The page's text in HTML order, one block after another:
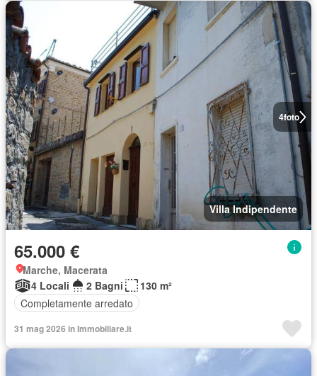
4foto
Villa Indipendente
65.000 €
Marche, Macerata
4 Locali
2 Bagni
130 m²
Completamente arredato
31 mag 2026 in Immobiliare.it